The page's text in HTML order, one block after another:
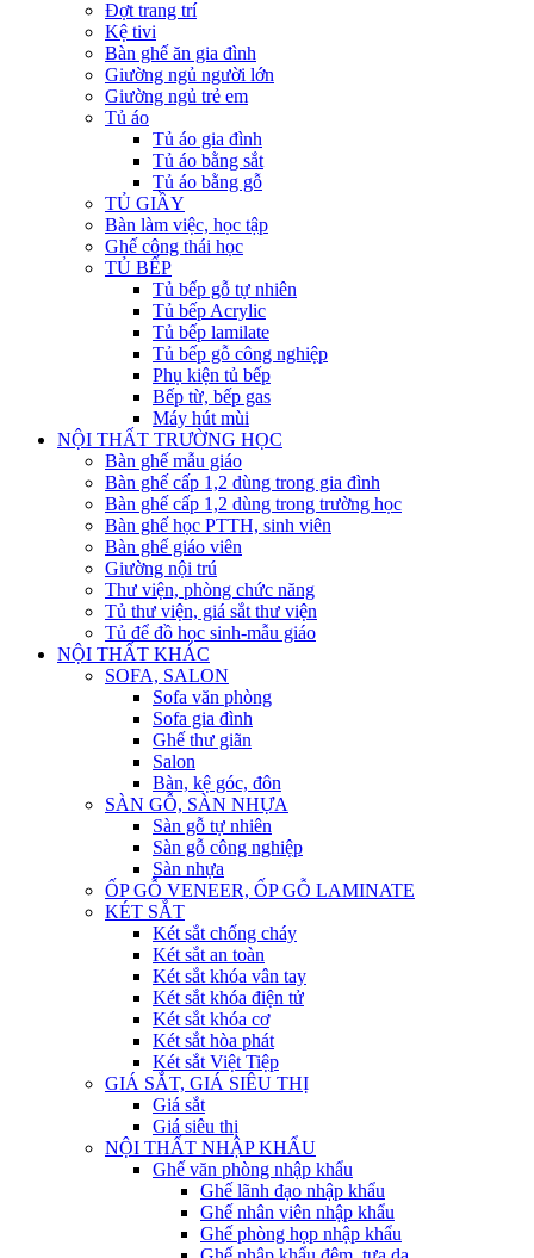
Đợt trang trí
Kệ tivi
Bàn ghế ăn gia đình
Giường ngủ người lớn
Giường ngủ trẻ em
Tủ áo
Tủ áo gia đình
Tủ áo bằng sắt
Tủ áo bằng gỗ
TỦ GIẦY
Bàn làm việc, học tập
Ghế công thái học
TỦ BẾP
Tủ bếp gỗ tự nhiên
Tủ bếp Acrylic
Tủ bếp lamilate
Tủ bếp gỗ công nghiệp
Phụ kiện tủ bếp
Bếp từ, bếp gas
Máy hút mùi
NỘI THẤT TRƯỜNG HỌC
Bàn ghế mẫu giáo
Bàn ghế cấp 1,2 dùng trong gia đình
Bàn ghế cấp 1,2 dùng trong trường học
Bàn ghế học PTTH, sinh viên
Bàn ghế giáo viên
Giường nội trú
Thư viện, phòng chức năng
Tủ thư viện, giá sắt thư viện
Tủ để đồ học sinh-mẫu giáo
NỘI THẤT KHÁC
SOFA, SALON
Sofa văn phòng
Sofa gia đình
Ghế thư giãn
Salon
Bàn, kệ góc, đôn
SÀN GỖ, SÀN NHỰA
Sàn gỗ tự nhiên
Sàn gỗ công nghiệp
Sàn nhựa
ỐP GỖ VENEER, ỐP GỖ LAMINATE
KÉT SẮT
Két sắt chống cháy
Két sắt an toàn
Két sắt khóa vân tay
Két sắt khóa điện tử
Két sắt khóa cơ
Két sắt hòa phát
Két sắt Việt Tiệp
GIÁ SẮT, GIÁ SIÊU THỊ
Giá sắt
Giá siêu thị
NỘI THẤT NHẬP KHẨU
Ghế văn phòng nhập khẩu
Ghế lãnh đạo nhập khẩu
Ghế nhân viên nhập khẩu
Ghế phòng họp nhập khẩu